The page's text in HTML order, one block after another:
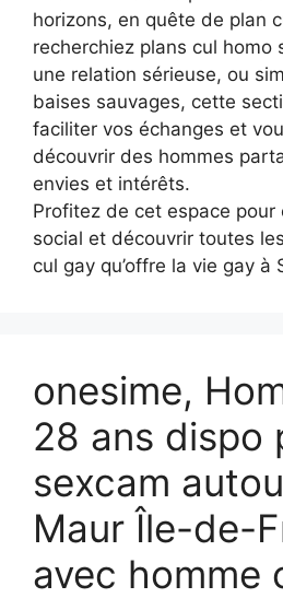
horizons, en quête de plan
recherchiez plans cul homo
une relation sérieuse, ou
baises sauvages, cette
faciliter vos échanges et
découvrir des hommes
envies et intérêts.
Profitez de cet espace pour
social et découvrir toutes
cul gay qu’offre la vie gay à
onesime,
28 ans dispo
sexcam
Maur Île-de-
avec homme